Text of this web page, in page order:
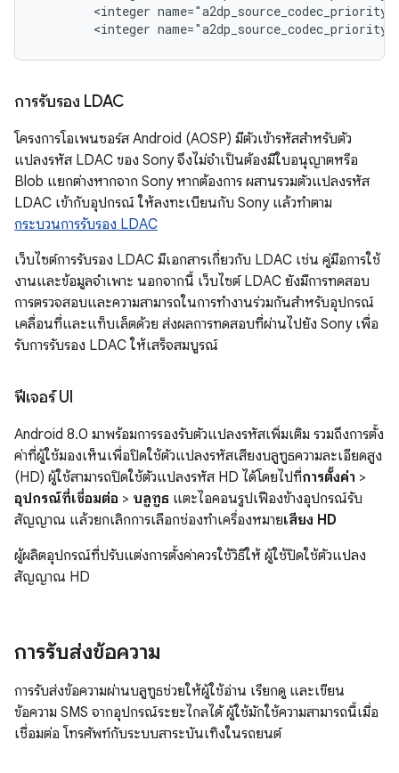
<integer
การรับรอง LDAC
โครงการโอเพนซอร์ส Android (AOSP) มีตัวเข้ารหัสสำหรับตัว
แปลงรหัส LDAC ของ Sony จึงไม่จำเป็นต้องมีใบอนุญาตหรือ
Blob แยกต่างหากจาก Sony หากต้องการ ผสานรวมตัวแปลงรหัส
LDAC เข้ากับอุปกรณ์ ให้ลงทะเบียนกับ Sony แล้วทำตาม
กระบวนการรับรอง LDAC
เว็บไซต์การรับรอง LDAC มีเอกสารเกี่ยวกับ LDAC เช่น คู่มือการใช้
งานและข้อมูลจำเพาะ นอกจากนี้ เว็บไซต์ LDAC ยังมีการทดสอบ
การตรวจสอบและความสามารถในการทำงานร่วมกันสำหรับอุปกรณ์
เคลื่อนที่และแท็บเล็ตด้วย ส่งผลการทดสอบที่ผ่านไปยัง Sony เพื่อ
รับการรับรอง LDAC ให้เสร็จสมบูรณ์
ฟีเจอร์ UI
Android 8.0 มาพร้อมการรองรับตัวแปลงรหัสเพิ่มเติม รวมถึงการตั้ง
ค่าที่ผู้ใช้มองเห็นเพื่อปิดใช้ตัวแปลงรหัสเสียงบลูทูธความละเอียดสูง
(HD) ผู้ใช้สามารถปิดใช้ตัวแปลงรหัส HD ได้โดยไปที่การตั้งค่า >
อุปกรณ์ที่เชื่อมต่อ > บลูทูธ แตะไอคอนรูปเฟืองข้างอุปกรณ์รับ
สัญญาณ แล้วยกเลิกการเลือกช่องทำเครื่องหมายเสียง HD
ผู้ผลิตอุปกรณ์ที่ปรับแต่งการตั้งค่าควรใช้วิธีให้ ผู้ใช้ปิดใช้ตัวแปลง
สัญญาณ HD
การรับส่งข้อความ
การรับส่งข้อความผ่านบลูทูธช่วยให้ผู้ใช้อ่าน เรียกดู และเขียน
ข้อความ SMS จากอุปกรณ์ระยะไกลได้ ผู้ใช้มักใช้ความสามารถนี้เมื่อ
เชื่อมต่อ โทรศัพท์กับระบบสาระบันเทิงในรถยนต์